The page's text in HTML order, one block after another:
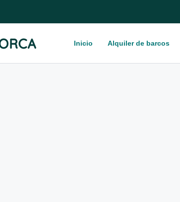
Inicio Alquiler de barcos